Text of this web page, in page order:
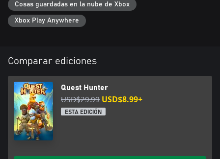
Cosas guardadas en la nube de Xbox
Xbox Play Anywhere
Comparar ediciones
Quest Hunter
USD$29.99 USD$8.99+
ESTA EDICIÓN